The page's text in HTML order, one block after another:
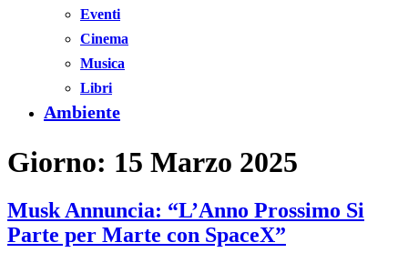
Eventi
Cinema
Musica
Libri
Ambiente
Giorno: 15 Marzo 2025
Musk Annuncia: “L’Anno Prossimo Si
Parte per Marte con SpaceX”